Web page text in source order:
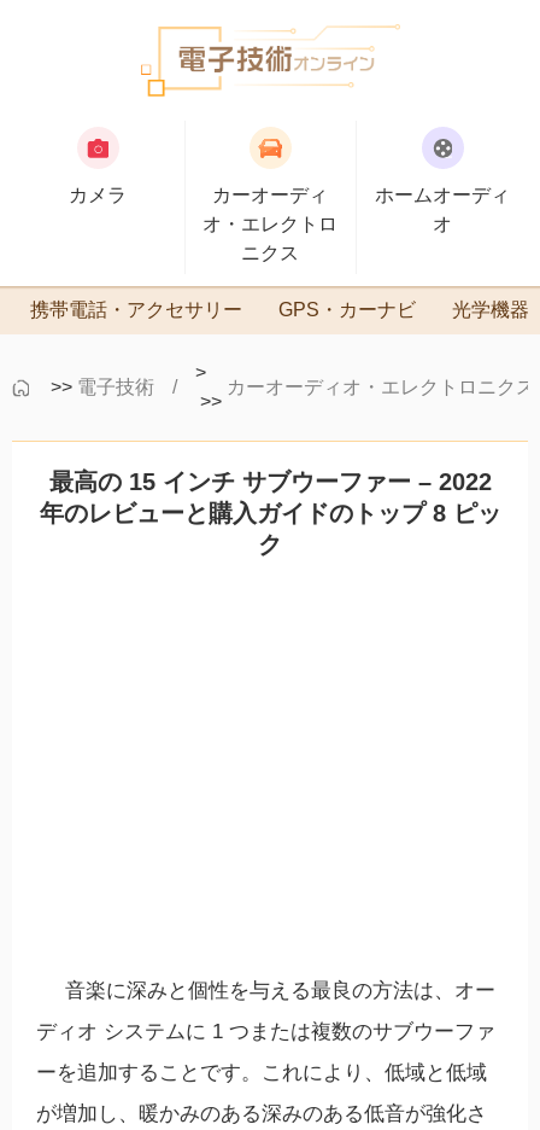
カメラ
カーオーディ
オ・エレクトロ
ニクス
ホームオーディ
オ
携帯電話・アクセサリー GPS・カーナビ 光学機器
>> 電子技術
>
>>
カーオーディオ・エレクトロニクス
最高の 15 インチ サブウーファー – 2022
年のレビューと購入ガイドのトップ 8 ピッ
ク
音楽に深みと個性を与える最良の方法は、オー
ディオ システムに 1 つまたは複数のサブウーファ
ーを追加することです。これにより、低域と低域
が増加し、暖かみのある深みのある低音が強化さ